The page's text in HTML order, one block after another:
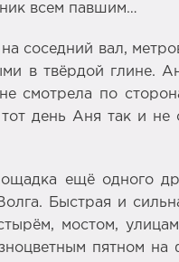
всем павшим…
соседний вал,
в твёрдой глине.
смотрела по
день Аня так и
ещё одного
Быстрая и
мостом,
пятном